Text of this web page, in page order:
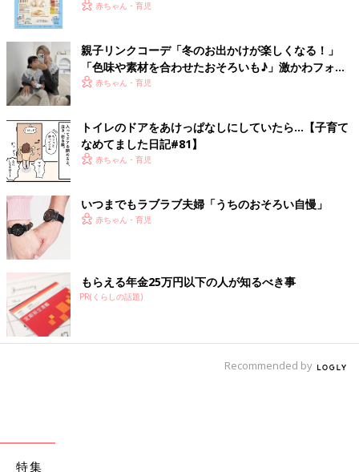
いっぱい！
赤ちゃん・育児
親子リンクコーデ「冬のお出かけが楽しくなる！」
「色味や素材を合わせたおそろいも♪」激かわフォト5
選 赤ちゃん・育児
トイレのドアをあけっぱなしにしていたら…【子育て
なめてました日記#81】
赤ちゃん・育児
いつまでもラブラブ夫婦「うちのおそろい自慢」
赤ちゃん・育児
もらえる年金25万円以下の人が知るべき事
PR(くらしの話題)
Recommended by
特集